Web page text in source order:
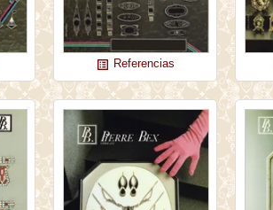
list_alt Referencias